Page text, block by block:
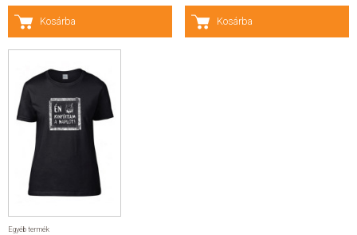
Kosárba Kosárba
Egyéb termék
ADATKEZELÉSI ÉS ADATVÉDELMI SZABÁLYZAT